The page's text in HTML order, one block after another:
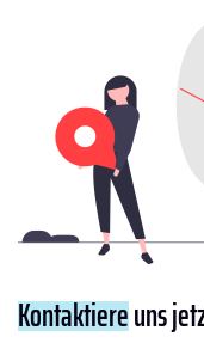
Kontaktiereuns